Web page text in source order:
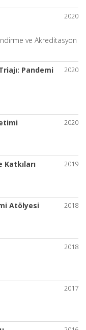
2020
ve Akreditasyon
2020
Pandemi
2020
2019
2018
Atölyesi
2018
2017